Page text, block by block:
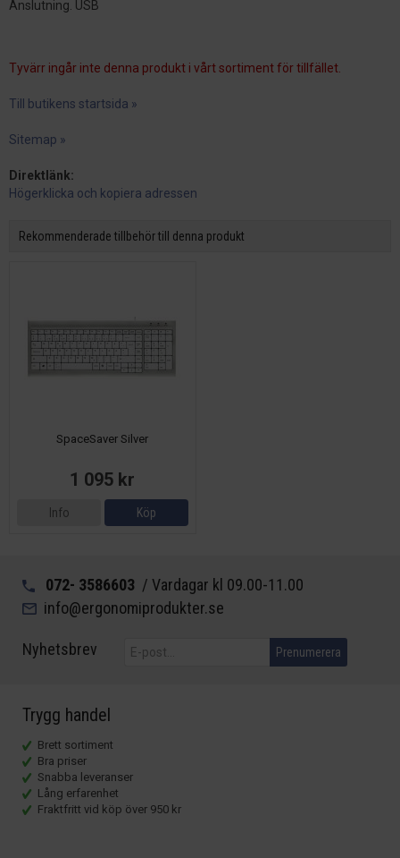
Anslutning. USB
Tyvärr ingår inte denna produkt i vårt sortiment för tillfället.
Till butikens startsida »
Sitemap »
Direktlänk:
Högerklicka och kopiera adressen
Rekommenderade tillbehör till denna produkt
SpaceSaver Silver
1 095 kr
Info Köp
072- 3586603 / Vardagar kl 09.00-11.00
info@ergonomiprodukter.se
Nyhetsbrev Prenumerera
Trygg handel
Brett sortiment
Bra priser
Snabba leveranser
Lång erfarenhet
Fraktfritt vid köp över 950 kr